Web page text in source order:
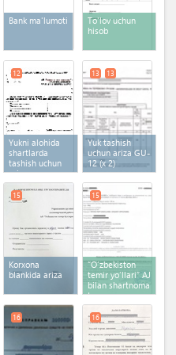
Bank ma'lumoti
To'lov uchun
hisob
Yukni alohida
shartlarda
tashish uchun
ariza
12
Yuk tashish
uchun ariza GU-
12(x 2)
13 13
Korxona
blankida ariza
15
“O‘zbekiston
temir yo‘llari” AJ
bilan shartnoma
tuzgan
ekspeditordan
kod xabarnoma
15
16 16